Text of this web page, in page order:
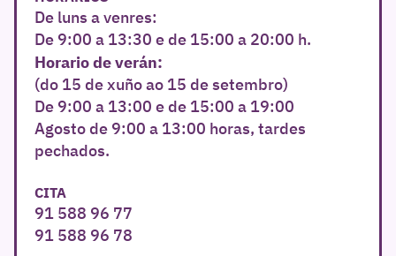
De luns a venres:
De 9:00 a 13:30 e de 15:00 a 20:00 h.
Horario de verán:
(do 15 de xuño ao 15 de setembro)
De 9:00 a 13:00 e de 15:00 a 19:00
Agosto de 9:00 a 13:00 horas, tardes
pechados.
CITA
91 588 96 77
91 588 96 78